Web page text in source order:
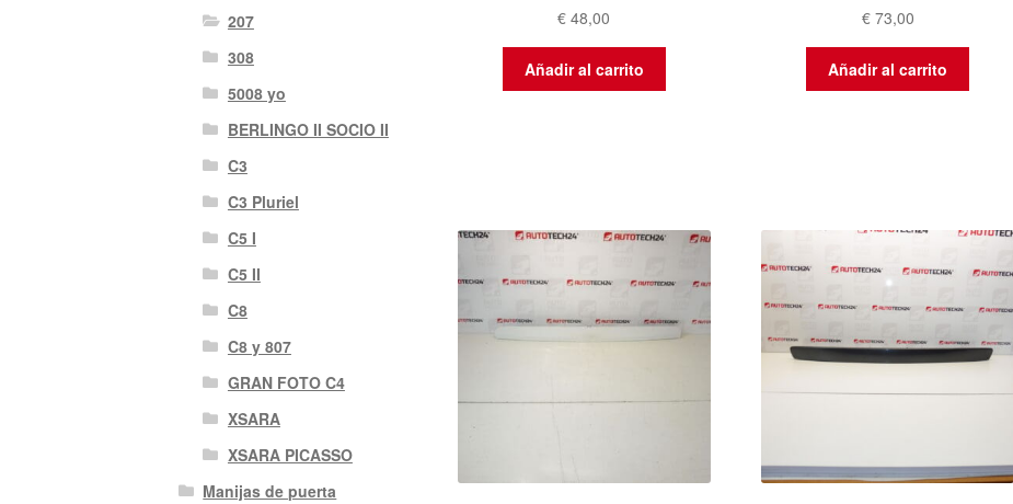
€ 48,00
Añadir al carrito
€73,00
Añadir al carrito
207
308
5008 yo
BERLINGO II SOCIO II
C3
C3 Pluriel
C5 I
C5 II
C8
C8 y 807
GRAN FOTO C4
XSARA
XSARA PICASSO
Manijas de puerta